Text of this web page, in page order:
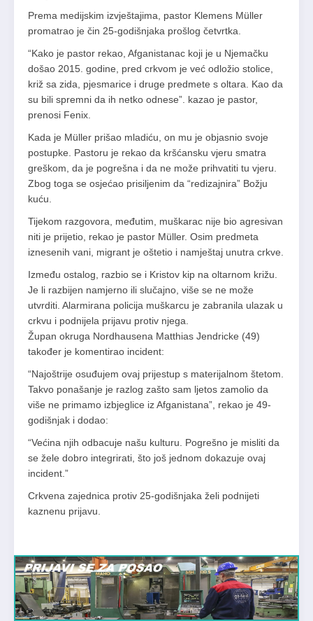
Prema medijskim izvještajima, pastor Klemens Müller
promatrao je čin 25-godišnjaka prošlog četvrtka.
“Kako je pastor rekao, Afganistanac koji je u Njemačku
došao 2015. godine, pred crkvom je već odložio stolice,
križ sa zida, pjesmarice i druge predmete s oltara. Kao da
su bili spremni da ih netko odnese”. kazao je pastor,
prenosi Fenix.
Kada je Müller prišao mladiću, on mu je objasnio svoje
postupke. Pastoru je rekao da kršćansku vjeru smatra
greškom, da je pogrešna i da ne može prihvatiti tu vjeru.
Zbog toga se osjećao prisiljenim da “redizajnira” Božju
kuću.
Tijekom razgovora, međutim, muškarac nije bio agresivan
niti je prijetio, rekao je pastor Müller. Osim predmeta
iznesenih vani, migrant je oštetio i namještaj unutra crkve.
Između ostalog, razbio se i Kristov kip na oltarnom križu.
Je li razbijen namjerno ili slučajno, više se ne može
utvrditi. Alarmirana policija muškarcu je zabranila ulazak u
crkvu i podnijela prijavu protiv njega.
Župan okruga Nordhausena Matthias Jendricke (49)
također je komentirao incident:
“Najoštrije osuđujem ovaj prijestup s materijalnom štetom.
Takvo ponašanje je razlog zašto sam ljetos zamolio da
više ne primamo izbjeglice iz Afganistana”, rekao je 49-
godišnjak i dodao:
“Većina njih odbacuje našu kulturu. Pogrešno je misliti da
se žele dobro integrirati, što još jednom dokazuje ovaj
incident.”
Crkvena zajednica protiv 25-godišnjaka želi podnijeti
kaznenu prijavu.